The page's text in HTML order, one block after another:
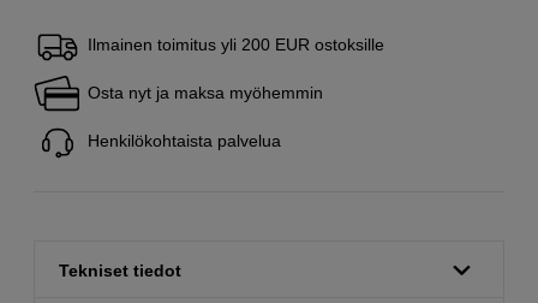
Ilmainen toimitus yli 200 EUR ostoksille
Osta nyt ja maksa myöhemmin
Henkilökohtaista palvelua
Tekniset tiedot